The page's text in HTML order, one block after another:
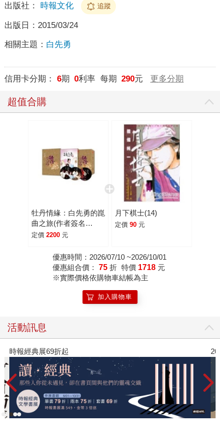
出版社： 時報文化 追蹤
出版日： 2015/03/24
相關主題： 白先勇
信用卡分期： 6期 0利率 每期 290元 更多分期
超值合購
牡丹情緣：白先勇的崑
曲之旅(作者簽名
┼DVD┼精裝書盒)
定價 2200 元
月下棋士(14)
定價 90 元
優惠時間：2026/07/10 ~2026/10/01
優惠組合價： 75 折 特價 1718 元
※實際價格依購物車結帳為主
加入購物車
活動訊息
時報經典展69折起